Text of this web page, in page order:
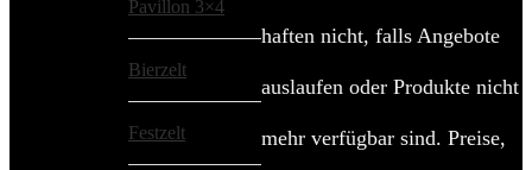
Pavillon 3×4
Bierzelt
Festzelt
haften nicht, falls Angebote
auslaufen oder Produkte nicht
mehr verfügbar sind. Preise,